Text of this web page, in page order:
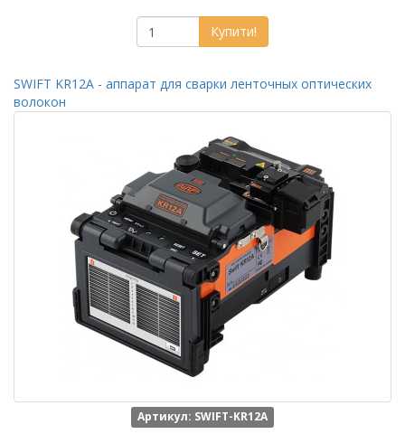
Купити!
SWIFT KR12A - аппарат для сварки ленточных оптических
волокон
Артикул: SWIFT-KR12A